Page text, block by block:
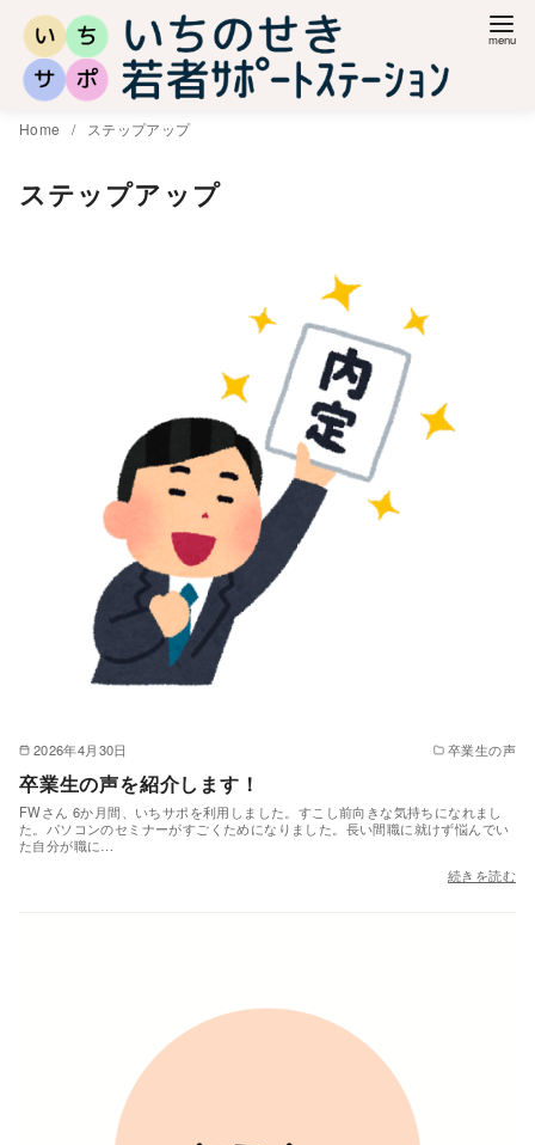
Home ステップアップ
ステップアップ
2026年4月30日 卒業生の声
卒業生の声を紹介します！
FWさん 6か月間、いちサポを利用しました。すこし前向きな気持ちになれまし
た。パソコンのセミナーがすごくためになりました。長い間職に就けず悩んでい
た自分が職に…
続きを読む